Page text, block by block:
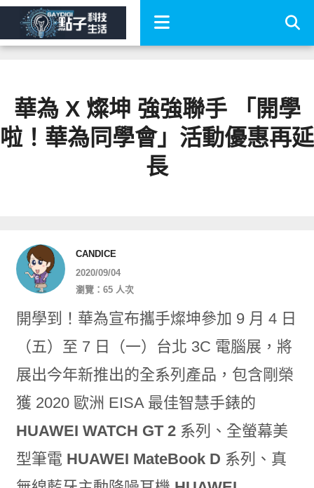
華為 X 燦坤 強強聯手 「開學
啦！華為同學會」活動優惠再延
長
CANDICE
2020/09/04
瀏覽：65 人次
開學到！華為宣布攜手燦坤參加 9 月 4 日
（五）至 7 日（一）台北 3C 電腦展，將
展出今年新推出的全系列產品，包含剛榮
獲 2020 歐洲 EISA 最佳智慧手錶的
HUAWEI WATCH GT 2系列、全螢幕美
型筆電 HUAWEI MateBook D 系列、真